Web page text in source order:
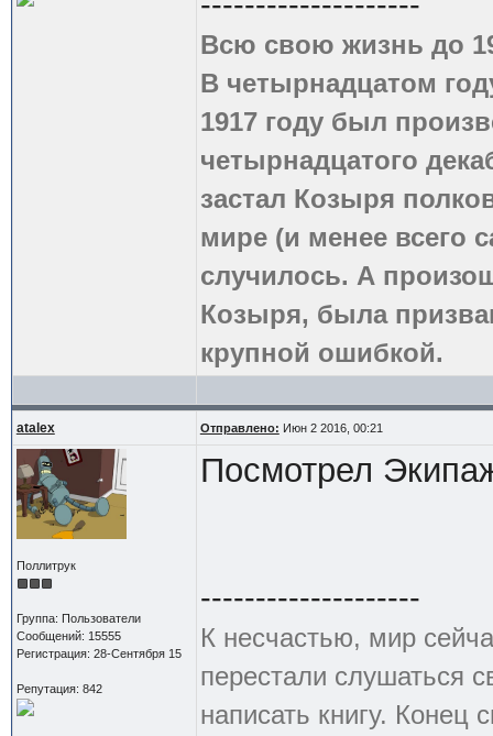
Всю свою жизнь до
В четырнадцатом
1917 году был
четырнадцатого
застал Козыря
мире (и менее всего
случилось. А
Козыря, была
крупной ошибкой.
atalex Отправлено: Июн 2 2016, 00:21
Поллитрук
Группа: Пользователи
Сообщений: 15555
Регистрация: 28-Сентября 15
Репутация: 842
Посмотрел
--------------------
К несчастью, мир
перестали слушаться
написать книгу. Конец